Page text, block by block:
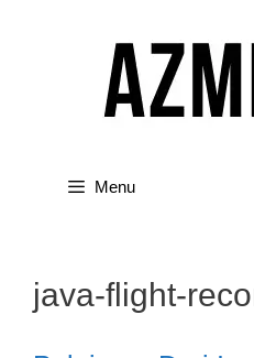
Menu
java-flight-